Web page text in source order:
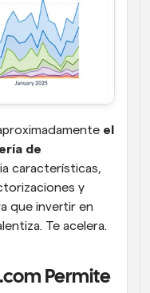
el
de
características,
y
que invertir en
Te acelera.
Permite